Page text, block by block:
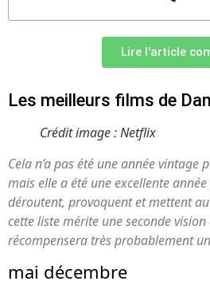
Lire l'article
Les meilleurs films de
Crédit image : Netflix
Cela n’a pas été une année vintage
mais elle a été une excellente
déroutent, provoquent et mettent
cette liste mérite une seconde vision
récompensera très probablement
mai décembre